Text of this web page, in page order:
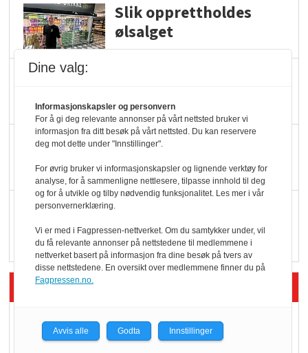
Slik opprettholdes
ølsalget
KI lager mat i butikken
Q passerte 1 milliard i
Rema i 2025
Siste artikler - Økologisk
Kolonihagens norske
yoghurt: Trues av
Dine valg:
Informasjonskapsler og personvern
For å gi deg relevante annonser på vårt nettsted bruker vi
informasjon fra ditt besøk på vårt nettsted. Du kan reservere
deg mot dette under "Innstillinger".
For øvrig bruker vi informasjonskapsler og lignende verktøy for
analyse, for å sammenligne nettlesere, tilpasse innhold til deg
og for å utvikle og tilby nødvendig funksjonalitet. Les mer i vår
personvernerklæring.
Vi er med i Fagpressen-nettverket. Om du samtykker under, vil
du få relevante annonser på nettstedene til medlemmene i
nettverket basert på informasjon fra dine besøk på tvers av
disse nettstedene. En oversikt over medlemmene finner du på
Fagpressen.no.
Avvis alle Godta Innstillinger